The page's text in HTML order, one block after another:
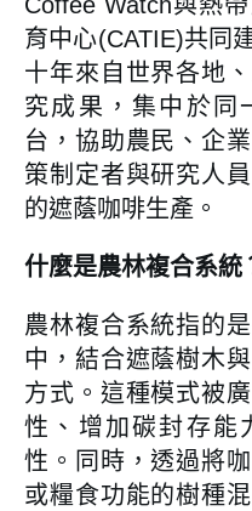
育中心(CATIE)共同
十年來自世界各地
究成果，集中於同
台，協助農民、企
策制定者與研究人
的遮蔭咖啡生產。
什麼是農林複合系統
農林複合系統指的
中，結合遮蔭樹木
方式。這種模式被
性、增加碳封存能
性。同時，透過將
或糧食功能的樹種